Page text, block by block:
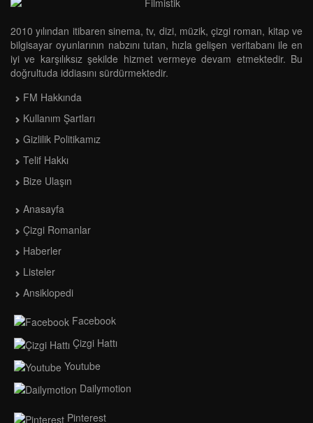
2010 yılından itibaren sinema, tv, dizi, müzik, çizgi roman, kitap ve
bilgisayar oyunlarının nabzını tutan, hızla gelişen veritabanı ile en
iyi ve karşılıksız şekilde hizmet vermeye devam etmektedir. Bu
doğrultuda iddiasını sürdürmektedir.
FM Hakkında
Kullanım Şartları
Gizlilik Politikamız
Telif Hakkı
Bize Ulaşın
Anasayfa
Çizgi Romanlar
Haberler
Listeler
Ansiklopedi
Facebook
Çizgi Hattı
Youtube
Dailymotion
Pinterest